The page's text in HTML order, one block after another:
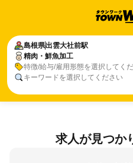
島根県出雲大社前駅
精肉・鮮魚加工
特徴/給与/雇用形態を選択してく
キーワードを選択してください
求人が見つか